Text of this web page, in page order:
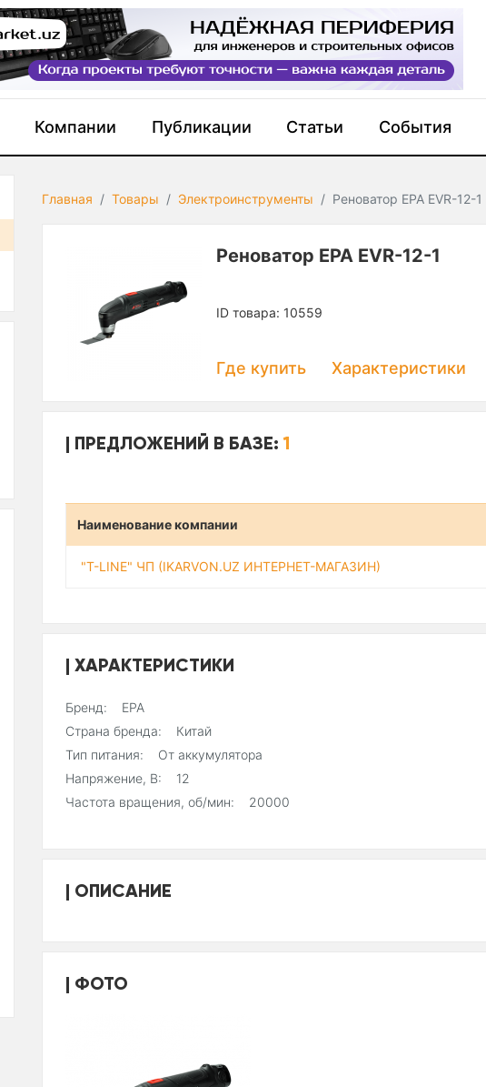
Компании Публикации Статьи События
Главная Товары Электроинструменты Реноватор EPA EVR-12-1
Реноватор EPA EVR-12-1
ID товара: 10559
Где купить Характеристики
ПРЕДЛОЖЕНИЙ В БАЗЕ:1
Наименование компании
"T-LINE" ЧП (IKARVON.UZ ИНТЕРНЕТ-МАГАЗИН)
ХАРАКТЕРИСТИКИ
Бренд: EPA
Страна бренда: Китай
Тип питания: От аккумулятора
Напряжение, В: 12
Частота вращения, об/мин: 20000
ОПИСАНИЕ
ФОТО